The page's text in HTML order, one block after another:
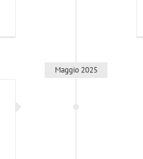
Maggio 2025